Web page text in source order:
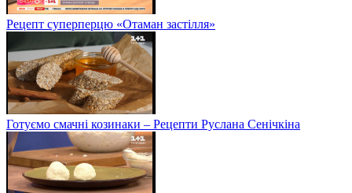
Рецепт суперперцю «Отаман застілля»
Готуємо смачні козинаки – Рецепти Руслана Сенічкіна